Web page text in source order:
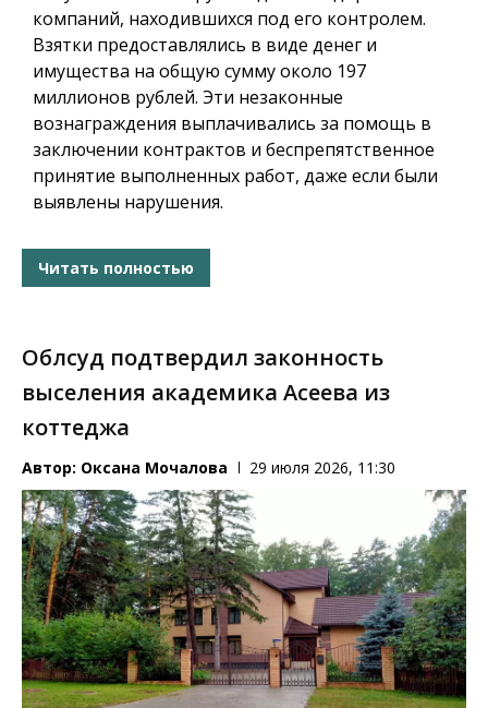
компаний, находившихся под его контролем.
Взятки предоставлялись в виде денег и
имущества на общую сумму около 197
миллионов рублей. Эти незаконные
вознаграждения выплачивались за помощь в
заключении контрактов и беспрепятственное
принятие выполненных работ, даже если были
выявлены нарушения.
Читать полностью
Облсуд подтвердил законность
выселения академика Асеева из
коттеджа
Автор: Оксана Мочалова 29 июля 2026, 11:30